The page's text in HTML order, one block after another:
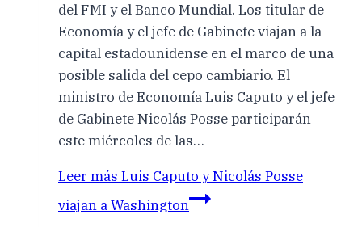
del FMI y el Banco Mundial. Los titular de
Economía y el jefe de Gabinete viajan a la
capital estadounidense en el marco de una
posible salida del cepo cambiario. El
ministro de Economía Luis Caputo y el jefe
de Gabinete Nicolás Posse participarán
este miércoles de las…
Leer más Luis Caputo y Nicolás Posse
viajan a Washington